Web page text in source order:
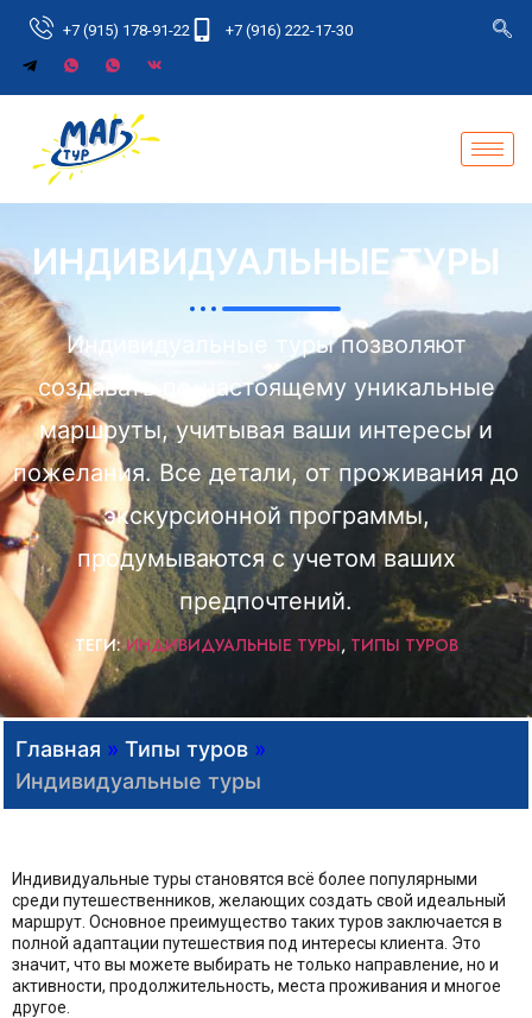
+7 (915) 178-91-22 +7 (916) 222-17-30
ИНДИВИДУАЛЬНЫЕ ТУРЫ
Индивидуальные туры позволяют
создавать по-настоящему уникальные
маршруты, учитывая ваши интересы и
пожелания. Все детали, от проживания до
экскурсионной программы,
продумываются с учетом ваших
предпочтений.
ТЕГИ:ИНДИВИДУАЛЬНЫЕ ТУРЫ, ТИПЫ ТУРОВ
Главная » Типы туров »
Индивидуальные туры
Индивидуальные туры становятся всё более популярными
среди путешественников, желающих создать свой идеальный
маршрут. Основное преимущество таких туров заключается в
полной адаптации путешествия под интересы клиента. Это
значит, что вы можете выбирать не только направление, но и
активности, продолжительность, места проживания и многое
другое.